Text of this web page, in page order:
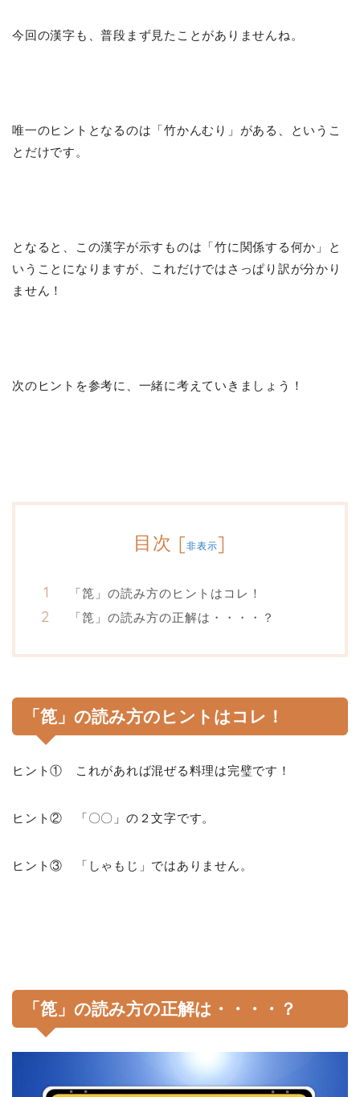
今回の漢字も、普段まず見たことがありませんね。
唯一のヒントとなるのは「竹かんむり」がある、というこ
とだけです。
となると、この漢字が示すものは「竹に関係する何か」と
いうことになりますが、これだけではさっぱり訳が分かり
ません！
次のヒントを参考に、一緒に考えていきましょう！
目次 [非表示]
「箆」の読み方のヒントはコレ！
「箆」の読み方の正解は・・・・？
「箆」の読み方のヒントはコレ！
ヒント① これがあれば混ぜる料理は完璧です！
ヒント② 「〇〇」の２文字です。
ヒント③ 「しゃもじ」ではありません。
「箆」の読み方の正解は・・・・？